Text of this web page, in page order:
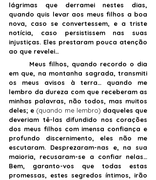
lágrimas que derramei nestes dias,
quando quis levar aos meus filhos a boa
nova, caso se convertessem, e a triste
notícia, caso persistissem nas suas
injustiças. Eles prestaram pouca atenção
ao que revelei…
em que, na montanha sagrada, transmiti
os meus avisos à terra… quando me
lembro da dureza com que receberam as
minhas palavras, não todos, mas muitos
deles; e (quando me lembro) daqueles que
deveriam tê-las difundido nos corações
dos meus filhos com imensa confiança e
profundo discernimento, eles não me
escutaram. Desprezaram-nas e, na sua
maioria, recusaram-se a confiar nelas…
Bem, garanto-vos que todas estas
promessas, estes segredos íntimos, irão